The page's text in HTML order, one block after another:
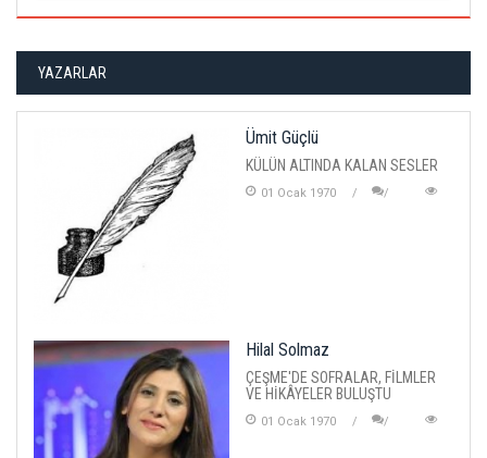
YAZARLAR
Ümit Güçlü
KÜLÜN ALTINDA KALAN SESLER
01 Ocak 1970
Hilal Solmaz
ÇEŞME'DE SOFRALAR, FİLMLER
VE HİKÂYELER BULUŞTU
01 Ocak 1970